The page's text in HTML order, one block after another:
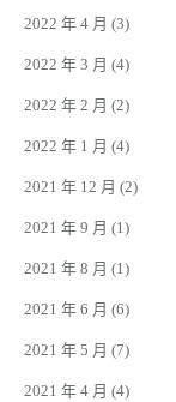
2022 年 4 月 (3)
2022 年 3 月 (4)
2022 年 2 月 (2)
2022 年 1 月 (4)
2021 年 12 月 (2)
2021 年 9 月 (1)
2021 年 8 月 (1)
2021 年 6 月 (6)
2021 年 5 月 (7)
2021 年 4 月 (4)